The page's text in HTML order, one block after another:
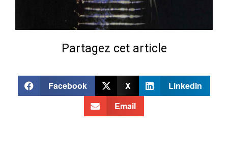
Partagez cet article
Facebook X
Linkedin
Email